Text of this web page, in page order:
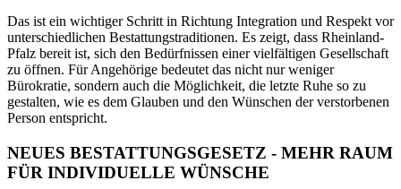
Das ist ein wichtiger Schritt in Richtung Integration und Respekt vor
unterschiedlichen Bestattungstraditionen. Es zeigt, dass Rheinland-
Pfalz bereit ist, sich den Bedürfnissen einer vielfältigen Gesellschaft
zu öffnen. Für Angehörige bedeutet das nicht nur weniger
Bürokratie, sondern auch die Möglichkeit, die letzte Ruhe so zu
gestalten, wie es dem Glauben und den Wünschen der verstorbenen
Person entspricht.
NEUES BESTATTUNGSGESETZ - MEHR RAUM
FÜR INDIVIDUELLE WÜNSCHE